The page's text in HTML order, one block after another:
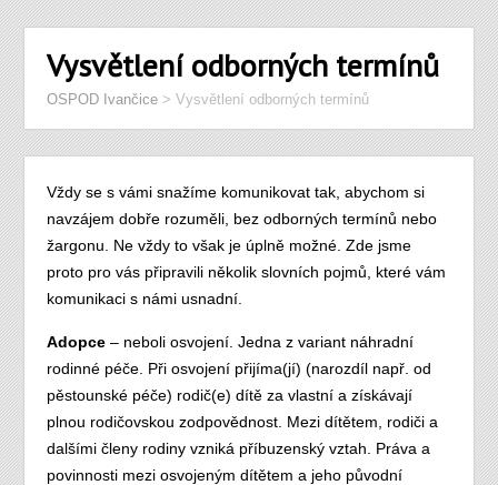
Vysvětlení odborných termínů
OSPOD Ivančice >Vysvětlení odborných termínů
Vždy se s vámi snažíme komunikovat tak, abychom si
navzájem dobře rozuměli, bez odborných termínů nebo
žargonu. Ne vždy to však je úplně možné. Zde jsme
proto pro vás připravili několik slovních pojmů, které vám
komunikaci s námi usnadní.
Adopce – neboli osvojení. Jedna z variant náhradní
rodinné péče. Při osvojení přijíma(jí) (narozdíl např. od
pěstounské péče) rodič(e) dítě za vlastní a získávají
plnou rodičovskou zodpovědnost. Mezi dítětem, rodiči a
dalšími členy rodiny vzniká příbuzenský vztah. Práva a
povinnosti mezi osvojeným dítětem a jeho původní